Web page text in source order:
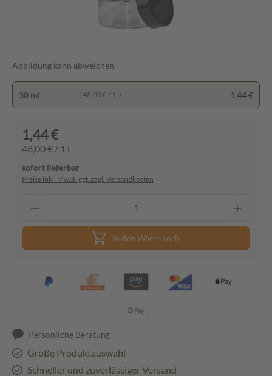
Abbildung kann abweichen
30 ml (48,00 € / 1 l) 1,44 €
1,44 €
48,00 € / 1 l
sofort lieferbar
Preise inkl. MwSt. ggf. zzgl. Versandkosten
In den Warenkorb
Persönliche Beratung
Große Produktauswahl
Schneller und zuverlässiger Versand